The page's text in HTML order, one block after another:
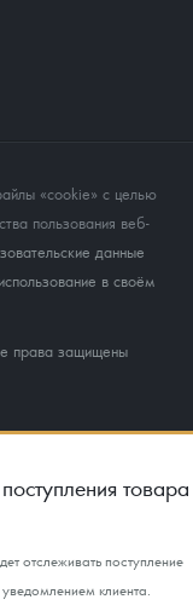
«cookie» с целью
пользования веб-
данные
в своём
права защищены
товара
отслеживать поступление
клиента.